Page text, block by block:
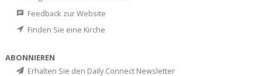
Feedback zur Website
Finden Sie eine Kirche
ABONNIEREN
Erhalten Sie den Daily Connect Newsletter